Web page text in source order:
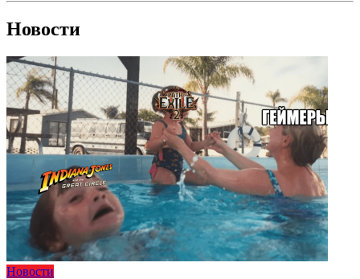
Новости
Новости